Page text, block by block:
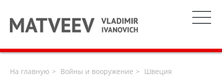
На главную Войны и вооружение
Швеция